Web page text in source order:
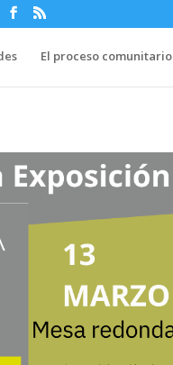
El proceso comunitario